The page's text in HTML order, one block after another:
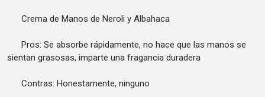
Crema de Manos de Neroli y Albahaca
Pros: Se absorbe rápidamente, no hace que las manos se
sientan grasosas, imparte una fragancia duradera
Contras: Honestamente, ninguno